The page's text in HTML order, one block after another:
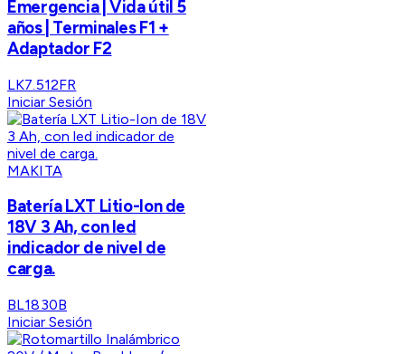
Emergencia | Vida útil 5
años | Terminales F1 +
Adaptador F2
LK7.512FR
Iniciar Sesión
MAKITA
Batería LXT Litio-Ion de
18V 3 Ah, con led
indicador de nivel de
carga.
BL1830B
Iniciar Sesión